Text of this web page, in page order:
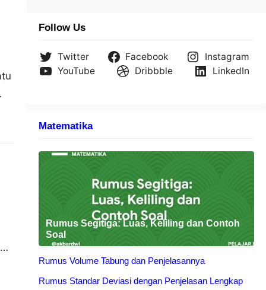
Follow Us
Twitter Facebook
Instagram
YouTube
Dribbble LinkedIn
Matematika
Rumus Segitiga: Luas, Keliling dan Contoh
Soal
Rumus Volume Tabung dan Penjelasannya
Rumus Standar Deviasi dengan Penjelasan Lengkap